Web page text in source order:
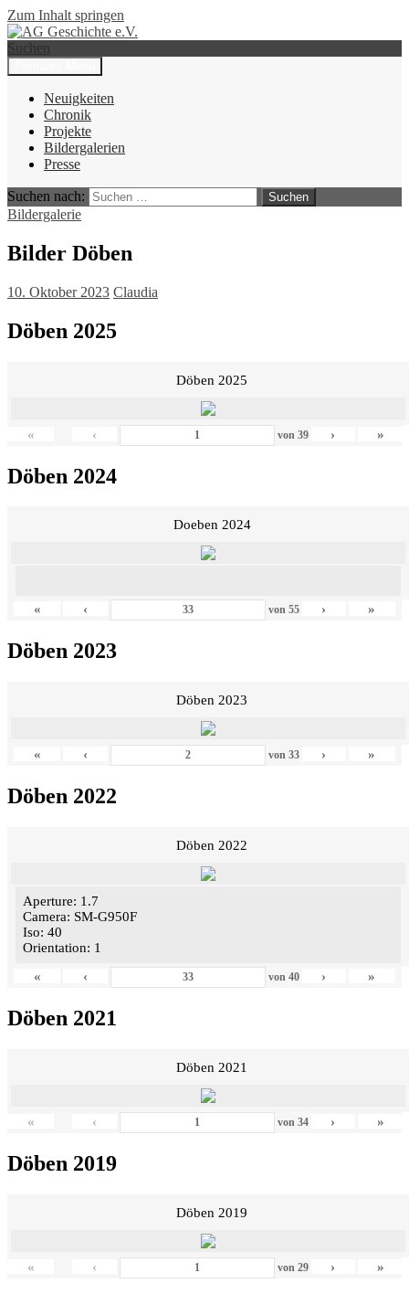
Zum Inhalt springen
AG Geschichte e.V.
Suchen
Neuigkeiten
Chronik
Projekte
Bildergalerien
Presse
Suchen nach:
Bildergalerie
Bilder Döben
10. Oktober 2023 Claudia
Döben 2025
Döben 2025
« ‹ von 39 › »
Döben 2024
Doeben 2024
« ‹ von 55 › »
Döben 2023
Döben 2023
« ‹ von 33 › »
Döben 2022
Döben 2022
Aperture: 1.7
Camera: SM-G950F
Iso: 40
Orientation: 1
«
‹ von 40 › »
Döben 2021
Döben 2021
« ‹ von 34 › »
Döben 2019
Döben 2019
« ‹ von 29 › »